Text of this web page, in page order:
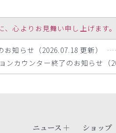
心よりお見舞い申し上げます。
知らせ（2026.07.18 更新）
ンカウンター終了のお知らせ（
ニュース
ショップ